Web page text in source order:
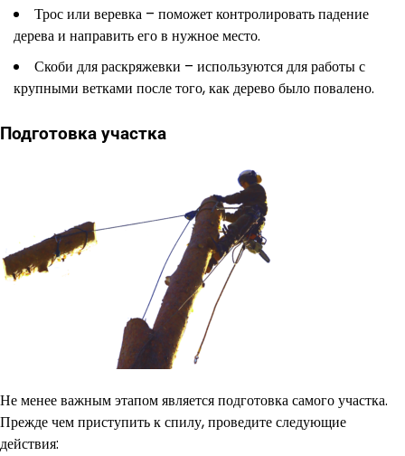
Трос или веревка – поможет контролировать падение
дерева и направить его в нужное место.
Скоби для раскряжевки – используются для работы с
крупными ветками после того, как дерево было повалено.
Подготовка участка
Не менее важным этапом является подготовка самого участка.
Прежде чем приступить к спилу, проведите следующие
действия: